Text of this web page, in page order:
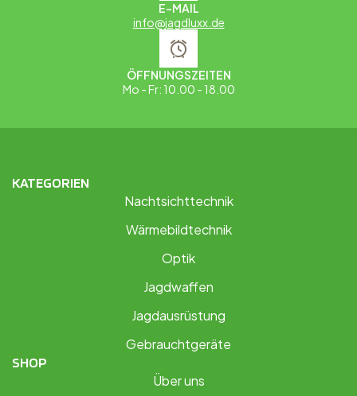
E-MAIL
info@jagdluxx.de
ÖFFNUNGSZEITEN
Mo - Fr: 10.00 - 18.00
KATEGORIEN
Nachtsichttechnik
Wärmebildtechnik
Optik
Jagdwaffen
Jagdausrüstung
Gebrauchtgeräte
SHOP
Über uns